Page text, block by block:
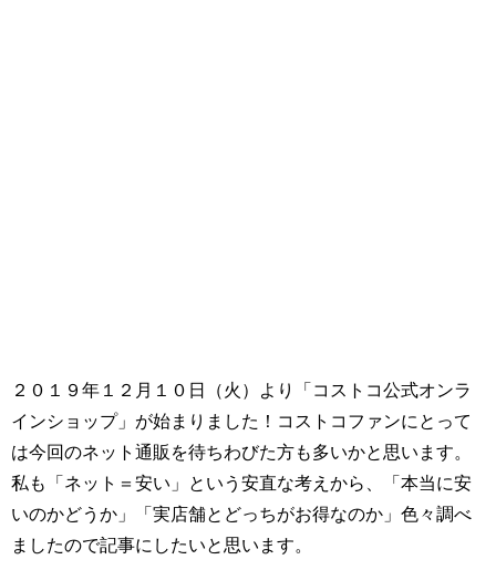
２０１９年１２月１０日（火）より「コストコ公式オンラ
インショップ」が始まりました！コストコファンにとって
は今回のネット通販を待ちわびた方も多いかと思います。
私も「ネット＝安い」という安直な考えから、「本当に安
いのかどうか」「実店舗とどっちがお得なのか」色々調べ
ましたので記事にしたいと思います。